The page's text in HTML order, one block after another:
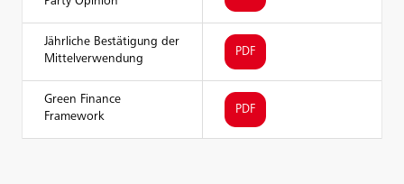
Jährliche Bestätigung der
Mittelverwendung
PDF
Green Finance
Framework
PDF